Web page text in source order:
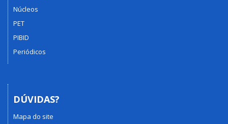
Núcleos
PET
PIBID
Periódicos
DÚVIDAS?
Mapa do site